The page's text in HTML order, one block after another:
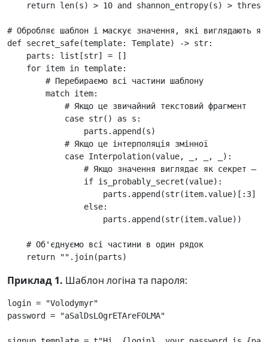
return len(s) > 10 and shannon_entropy(s) >
# Обробляє шаблон і маскує значення, які виглядають як
def secret_safe(template: Template) -> str:
parts : list [str] =
[]
for item in template:
# Перебираємо всі частини шаблону
match item:
# Якщо це звичайний текстовий фрагмент
case str() as s :
parts . append (s)
# Якщо це інтерполяція змінної
case Interpolation(value, , ,
):
# Якщо значення виглядає як секрет —
if is_probably_secret (value):
parts . append (str(item.value)[: 3]
else:
parts . append (str(item.value))
# Об'єднуємо всі частини в один рядок
return
"" . join(parts)
Приклад 1. Шаблон логіна та пароля:
login =
"Volodymyr"
password
= "aSalDsLOgrETAreFOLMA"